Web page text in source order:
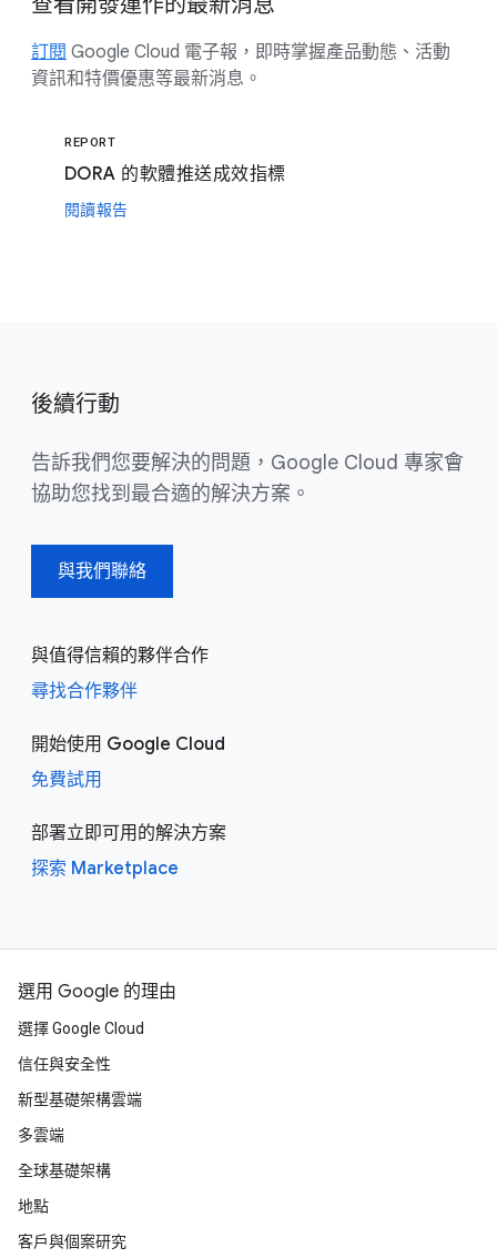
訂閱 Google Cloud 電子報，即時掌握產品動態、活動
資訊和特價優惠等最新消息。
REPORT
DORA 的軟體推送成效指標
閱讀報告
後續行動
告訴我們您要解決的問題，Google Cloud 專家會
協助您找到最合適的解決方案。
與我們聯絡
與值得信賴的夥伴合作
尋找合作夥伴
開始使用 Google Cloud
免費試用
部署立即可用的解決方案
探索 Marketplace
選用 Google 的理由
選擇 Google Cloud
信任與安全性
新型基礎架構雲端
多雲端
全球基礎架構
地點
客戶與個案研究